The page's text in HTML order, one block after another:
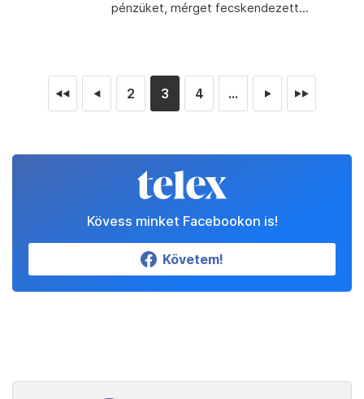
pénzüket, mérget fecskendezett...
◄◄ ◄ 2 3 4 ... ► ►►
Kövess minket Facebookon is!
Követem!